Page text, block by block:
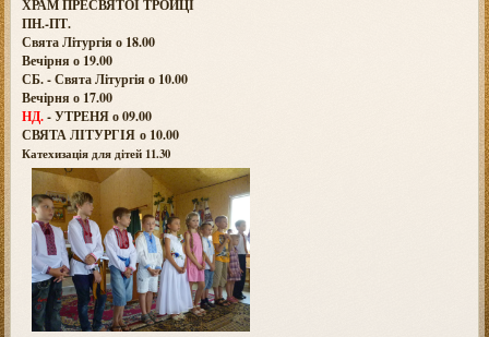
ХРАМ ПРЕСВЯТОЇ ТРОЙЦІ
ПН.-ПТ.
Свята Літургія о 18.00
Вечірня о 19.00
СБ. - Свята Літургія о 10.00
Вечірня о 17.00
НД.- УТРЕНЯ о 09.00
СВЯТА ЛІТУРГІЯ о 10.00
Катехизація для дітей 11.30